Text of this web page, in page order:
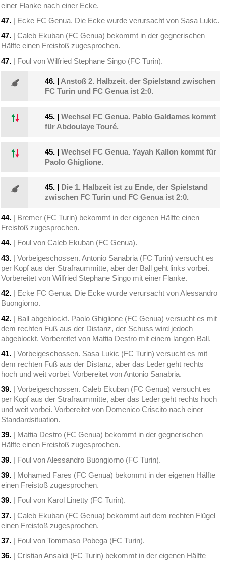
einer Flanke nach einer Ecke.
47. | Ecke FC Genua. Die Ecke wurde verursacht von Sasa Lukic.
47. | Caleb Ekuban (FC Genua) bekommt in der gegnerischen
Hälfte einen Freistoß zugesprochen.
47. | Foul von Wilfried Stephane Singo (FC Turin).
46. | Anstoß 2. Halbzeit. der Spielstand zwischen
FC Turin und FC Genua ist 2:0.
45. |Wechsel FC Genua. Pablo Galdames kommt
für Abdoulaye Touré.
45. |Wechsel FC Genua. Yayah Kallon kommt für
Paolo Ghiglione.
45. | Die 1. Halbzeit ist zu Ende, der Spielstand
zwischen FC Turin und FC Genua ist 2:0.
44. | Bremer (FC Turin) bekommt in der eigenen Hälfte einen
Freistoß zugesprochen.
44. | Foul von Caleb Ekuban (FC Genua).
43. | Vorbeigeschossen. Antonio Sanabria (FC Turin) versucht es
per Kopf aus der Strafraummitte, aber der Ball geht links vorbei.
Vorbereitet von Wilfried Stephane Singo mit einer Flanke.
42. | Ecke FC Genua. Die Ecke wurde verursacht von Alessandro
Buongiorno.
42. | Ball abgeblockt. Paolo Ghiglione (FC Genua) versucht es mit
dem rechten Fuß aus der Distanz, der Schuss wird jedoch
abgeblockt. Vorbereitet von Mattia Destro mit einem langen Ball.
41. | Vorbeigeschossen. Sasa Lukic (FC Turin) versucht es mit
dem rechten Fuß aus der Distanz, aber das Leder geht rechts
hoch und weit vorbei. Vorbereitet von Antonio Sanabria.
39. | Vorbeigeschossen. Caleb Ekuban (FC Genua) versucht es
per Kopf aus der Strafraummitte, aber das Leder geht rechts hoch
und weit vorbei. Vorbereitet von Domenico Criscito nach einer
Standardsituation.
39. | Mattia Destro (FC Genua) bekommt in der gegnerischen
Hälfte einen Freistoß zugesprochen.
39. | Foul von Alessandro Buongiorno (FC Turin).
39. | Mohamed Fares (FC Genua) bekommt in der eigenen Hälfte
einen Freistoß zugesprochen.
39. | Foul von Karol Linetty (FC Turin).
37. | Caleb Ekuban (FC Genua) bekommt auf dem rechten Flügel
einen Freistoß zugesprochen.
37. | Foul von Tommaso Pobega (FC Turin).
36. | Cristian Ansaldi (FC Turin) bekommt in der eigenen Hälfte